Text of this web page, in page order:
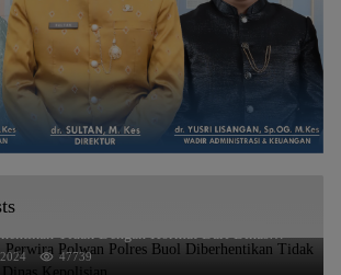
Aturan, Perwira Polwan Polres Buol
Tidak Dengan Hormat Dari Dinas
47739